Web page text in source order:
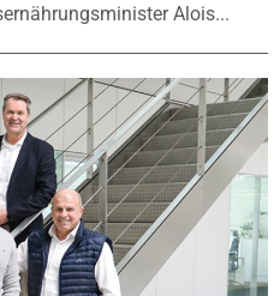
Alois...